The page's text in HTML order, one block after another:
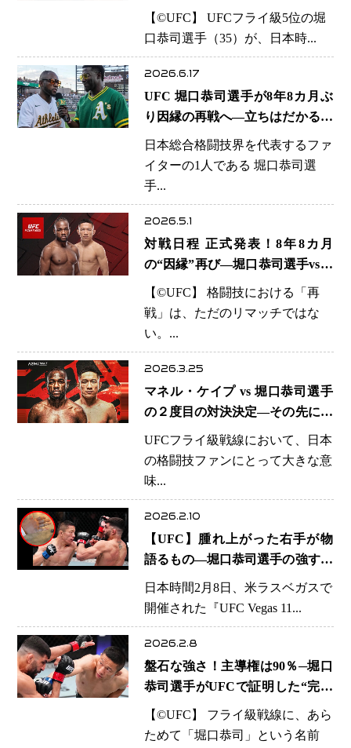
本人初のUFC王座に向けた最終
関門
【©️UFC】 UFCフライ級5位の堀
口恭司選手（35）が、日本時...
2026.6.17
UFC 堀口恭司選手が8年8カ月ぶ
り因縁の再戦へ―立ちはだかる最
強のマネル・ケイプ 復帰戦がフ
ライ級戦線の分水嶺に
日本総合格闘技界を代表するファ
イターの1人である 堀口恭司選
手...
2026.5.1
対戦日程 正式発表！8年8カ月
の“因縁”再び―堀口恭司選手vsケ
イプ選手 タイトル戦線を占う重
要な一戦
【©️UFC】 格闘技における「再
戦」は、ただのリマッチではな
い。...
2026.3.25
マネル・ケイプ vs 堀口恭司選手
の２度目の対決決定―その先に見
える平良達郎選手との世界戦、日
本フライ級“頂上決戦の運命の交
差点”
UFCフライ級戦線において、日本
の格闘技ファンにとって大きな意
味...
2026.2.10
【UFC】腫れ上がった右手が物
語るもの―堀口恭司選手の強すぎ
る拳「勝利の裏側」
日本時間2月8日、米ラスベガスで
開催された『UFC Vegas 11...
2026.2.8
盤石な強さ！主導権は90％─堀口
恭司選手がUFCで証明した“完成
度”。復帰2連勝の先に見える王座
への現実味
【©️UFC】 フライ級戦線に、あら
ためて「堀口恭司」という名前